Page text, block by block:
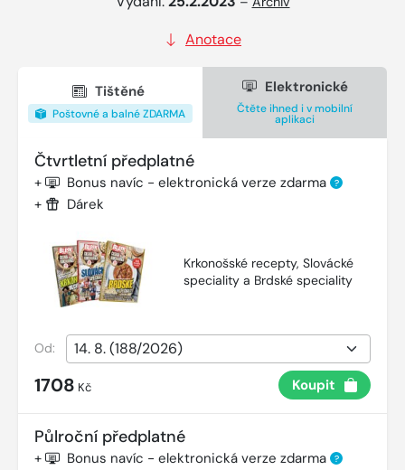
Anotace
Tištěné
Poštovné a balné ZDARMA
Elektronické
Čtěte ihned i v mobilní
aplikaci
Čtvrtletní předplatné
+ Bonus navíc - elektronická verze zdarma ?
+ Dárek
Krkonošské recepty, Slovácké
speciality a Brdské speciality
Od:
1708 Kč Koupit
Půlroční předplatné
+ Bonus navíc - elektronická verze zdarma ?